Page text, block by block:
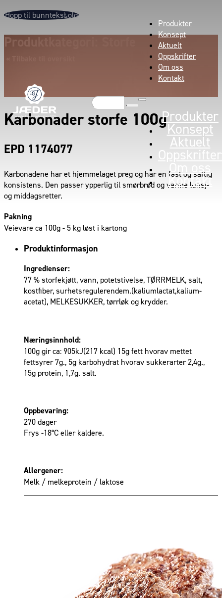
Hopp til hovedinnhold
Hopp til bunntekst
Søk
Produkter
Konsept
Aktuelt
Oppskrifter
Om oss
Kontakt
Produkter
Konsept
Aktuelt
Oppskrifter
Om oss
Kontakt
Produktkategori: Storfe
Karbonader storfe 100g
EPD 1174077
Karbonadene har et hjemmelaget preg og har en fast og saftig
konsistens. Den passer ypperlig til smørbrød og varme lunsj-
og middagsretter.
Pakning
Veievare ca 100g - 5 kg løst i kartong
Produktinformasjon
Ingredienser:
77 % storfekjøtt, vann, potetstivelse, TØRRMELK, salt,
kostfiber, surhetsregulerendem.(kaliumlactat,kalium-
acetat), MELKESUKKER, tørrløk og krydder.
Næringsinnhold:
100g gir ca: 905kJ(217 kcal) 15g fett hvorav mettet
fettsyrer 7g., 5g karbohydrat hvorav sukkerarter 2,4g.,
15g protein, 1,7g. salt.
Oppbevaring:
270 dager
Frys -18°C eller kaldere.
Allergener:
Melk / melkeprotein / laktose